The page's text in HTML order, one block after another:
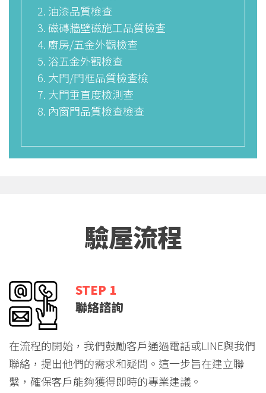
油漆品質檢查
磁磚牆壁磁施工品質檢查
廚房/五金外觀檢查
浴五金外觀檢查
大門/門框品質檢查檢
大門垂直度檢測查
內窗門品質檢查檢查
驗屋流程
STEP 1
聯絡諮詢
在流程的開始，我們鼓勵客戶通過電話或LINE與我們
聯絡，提出他們的需求和疑問。這一步旨在建立聯
繫，確保客戶能夠獲得即時的專業建議。